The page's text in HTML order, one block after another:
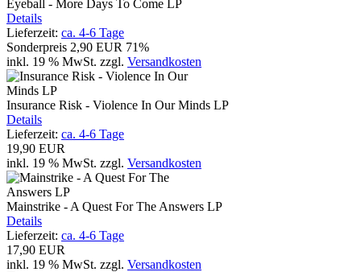
Eyeball - More Days To Come LP
Details
Lieferzeit: ca. 4-6 Tage
Sonderpreis 2,90 EUR 71%
inkl. 19 % MwSt. zzgl. Versandkosten
Insurance Risk - Violence In Our Minds LP
Details
Lieferzeit: ca. 4-6 Tage
19,90 EUR
inkl. 19 % MwSt. zzgl. Versandkosten
Mainstrike - A Quest For The Answers LP
Details
Lieferzeit: ca. 4-6 Tage
17,90 EUR
inkl. 19 % MwSt. zzgl. Versandkosten